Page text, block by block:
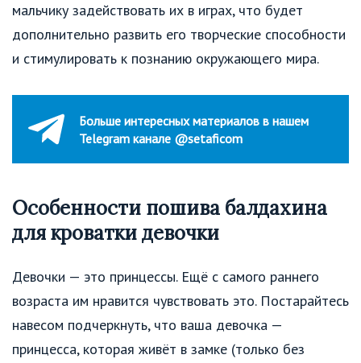
мальчику задействовать их в играх, что будет
дополнительно развить его творческие способности
и стимулировать к познанию окружающего мира.
Больше интересных материалов в нашем
Telegram канале @setaficom
Особенности пошива балдахина
для кроватки девочки
Девочки — это принцессы. Ещё с самого раннего
возраста им нравится чувствовать это. Постарайтесь
навесом подчеркнуть, что ваша девочка —
принцесса, которая живёт в замке (только без